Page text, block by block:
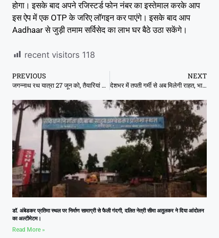
होगा। इसके बाद अपने रजिस्टर्ड फोन नंबर का इस्तेमाल करके आप
इस ऐप में एक OTP के जरिए लॉगइन कर पाएंगे। इसके बाद आप
Aadhaar से जुड़ी तमाम सर्विसेद का लाभ घर बैठे उठा सकेंगे।
recent visitors 118
PREVIOUS
जगन्नाथ रथ यात्रा 27 जून को, तैयारियां जोरों पर
NEXT
देशभर में तपती गर्मी से अब मिलेगी राहत, भारी बारिश की चेतावनी
डॉ. अंबेडकर प्रतिमा स्थल पर निर्माण सामाग्री से फैली गंदगी, दलित नेत्री सीमा अतुलकर ने दिया आंदोलन
का अल्टीमेटम।
Read More »